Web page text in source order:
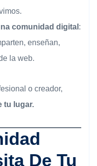
comunidad digital :
enseñan,
la web.
o creador,
tu lugar.
De Tu